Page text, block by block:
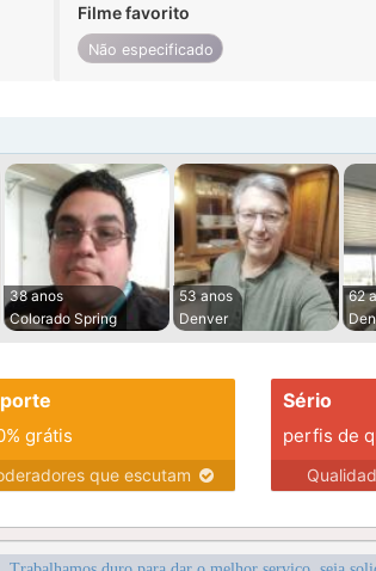
Filme favorito
Não especificado
38 anos
Colorado Spring
53 anos
Denver
62
grátis
que escutam
Sério
perfis de